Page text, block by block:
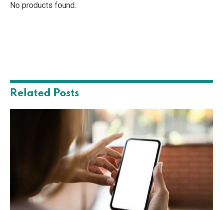
No products found.
Related Posts